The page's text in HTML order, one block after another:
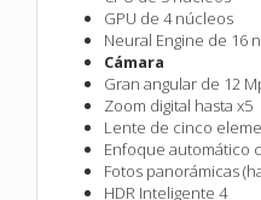
GPU de 4 núcleos
Neural Engine de 16
Cámara
Gran angular de 12
Zoom digital hasta x5
Lente de cinco
Enfoque automático
Fotos panorámicas
HDR Inteligente 4